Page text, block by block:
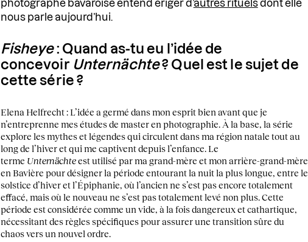
photographe bavaroise entend ériger d’autres rituelsdont elle
nous parle aujourd’hui.
Fisheye: Quand as-tu eu l’idée de
concevoir Unternächte? Quel est le sujet de
cette série ?
Elena Helfrecht : L’idée a germé dans mon esprit bien avant que je
n’entreprenne mes études de master en photographie. À la base, la série
explore les mythes et légendes qui circulent dans ma région natale tout au
long de l’hiver et qui me captivent depuis l’enfance. Le
terme Unternächteest utilisé par ma grand-mère et mon arrière-grand-mère
en Bavière pour désigner la période entourant la nuit la plus longue, entre le
solstice d’hiver et l’Épiphanie, où l’ancien ne s’est pas encore totalement
effacé, mais où le nouveau ne s’est pas totalement levé non plus. Cette
période est considérée comme un vide, à la fois dangereux et cathartique,
nécessitant des règles spécifiques pour assurer une transition sûre du
chaos vers un nouvel ordre.